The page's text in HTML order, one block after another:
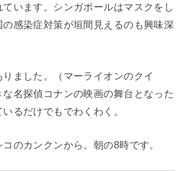
ています。シンガポールはマスクをし
感染症対策が垣間見えるのも興味深
ました。（マーライオンのクイ
な名探偵コナンの映画の舞台となった
るだけでもでわくわく。
のカンクンから。朝の8時です。